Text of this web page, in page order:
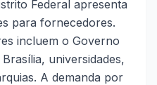
Federal apresenta
para fornecedores.
incluem o Governo
universidades,
A demanda por